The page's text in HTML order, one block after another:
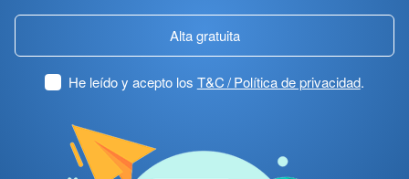
Alta gratuita
He leído y acepto los T&C / Política de privacidad.